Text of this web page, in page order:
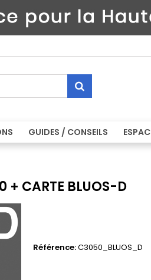
GUIDES / CONSEILS
+ CARTE BLUOS-D
Référence:C3050_BLUOS_D